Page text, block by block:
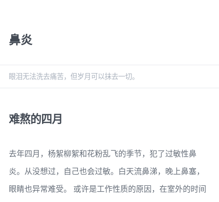
鼻炎
眼泪无法洗去痛苦，但岁月可以抹去一切。
难熬的四月
去年四月，杨絮柳絮和花粉乱飞的季节，犯了过敏性鼻
炎。从没想过，自己也会过敏。白天流鼻涕，晚上鼻塞，
眼睛也异常难受。 或许是工作性质的原因，在室外的时间